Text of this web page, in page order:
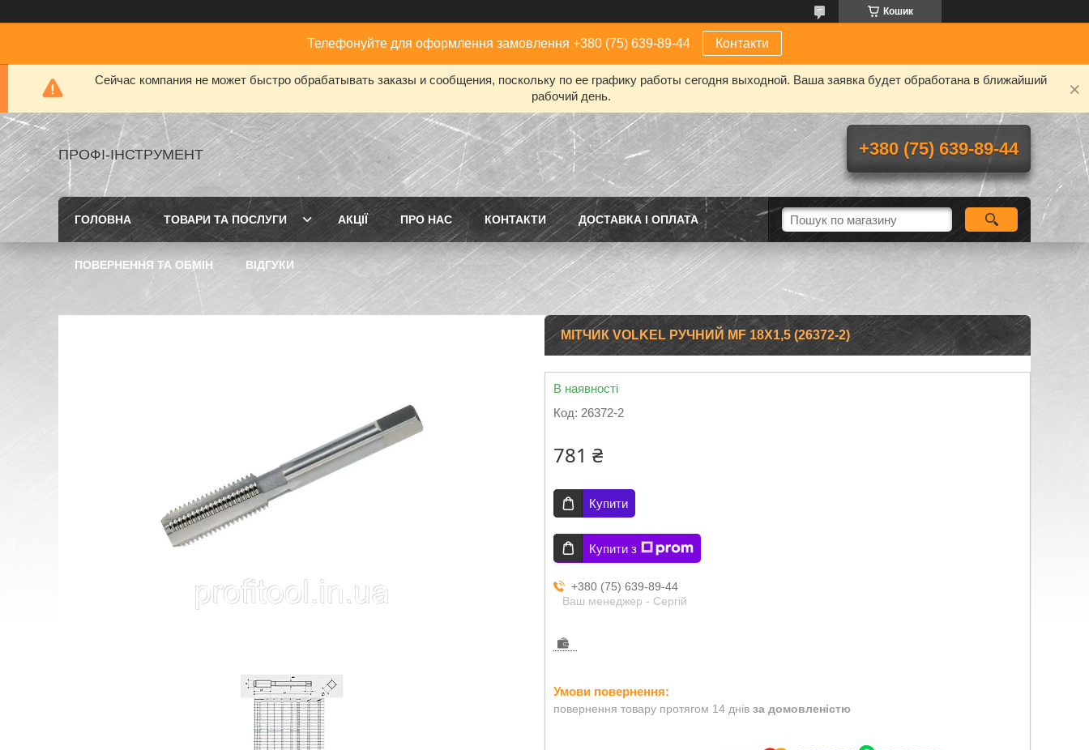
Кошик
Телефонуйте для оформлення замовлення +380 (75) 639-89-44 Контакти
Сейчас компания не может быстро обрабатывать заказы и сообщения, поскольку по ее графику работы сегодня выходной. Ваша заявка будет обработана в ближайший
рабочий день.
ПРОФІ-ІНСТРУМЕНТ +380 (75) 639-89-44
ГОЛОВНА ТОВАРИ ТА ПОСЛУГИ АКЦІЇ ПРО НАС КОНТАКТИ ДОСТАВКА І ОПЛАТА
ПОВЕРНЕННЯ ТА ОБМІН ВІДГУКИ
МІТЧИК VOLKEL РУЧНИЙ МF 18Х1,5 (26372-2)
В наявності
Код: 26372-2
781 ₴
Купити
Купити з
+380 (75) 639-89-44
Ваш менеджер - Сергій
повернення товару протягом 14 днів за домовленістю